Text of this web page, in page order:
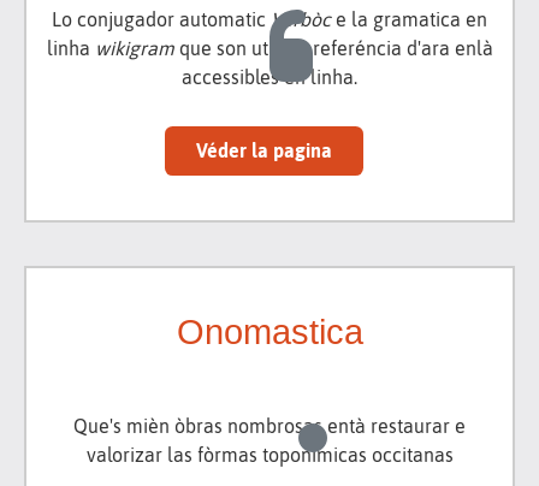
Lo conjugador automatic Vèrbòce la gramatica en
linha wikigramque son utís de referéncia d'ara enlà
accessibles en linha.
Véder la pagina
Onomastica
Que's mièn òbras nombrosas entà restaurar e
valorizar las fòrmas toponimicas occitanas